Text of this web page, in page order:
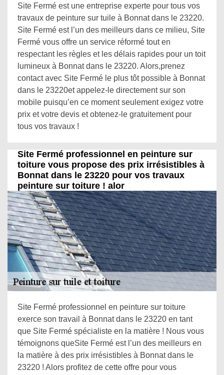
Site Fermé est une entreprise experte pour tous vos
travaux de peinture sur tuile à Bonnat dans le 23220.
Site Fermé est l’un des meilleurs dans ce milieu, Site
Fermé vous offre un service réformé tout en
respectant les règles et les délais rapides pour un toit
lumineux à Bonnat dans le 23220. Alors,prenez
contact avec Site Fermé le plus tôt possible à Bonnat
dans le 23220et appelez-le directement sur son
mobile puisqu’en ce moment seulement exigez votre
prix et votre devis et obtenez-le gratuitement pour
tous vos travaux !
Site Fermé professionnel en peinture sur
toiture vous propose des prix irrésistibles à
Bonnat dans le 23220 pour vos travaux
peinture sur toiture ! alor
Site Fermé professionnel en peinture sur toiture
exerce son travail à Bonnat dans le 23220 en tant
que Site Fermé spécialiste en la matière ! Nous vous
témoignons queSite Fermé est l’un des meilleurs en
la matière à des prix irrésistibles à Bonnat dans le
23220 ! Alors profitez de cette offre pour vous